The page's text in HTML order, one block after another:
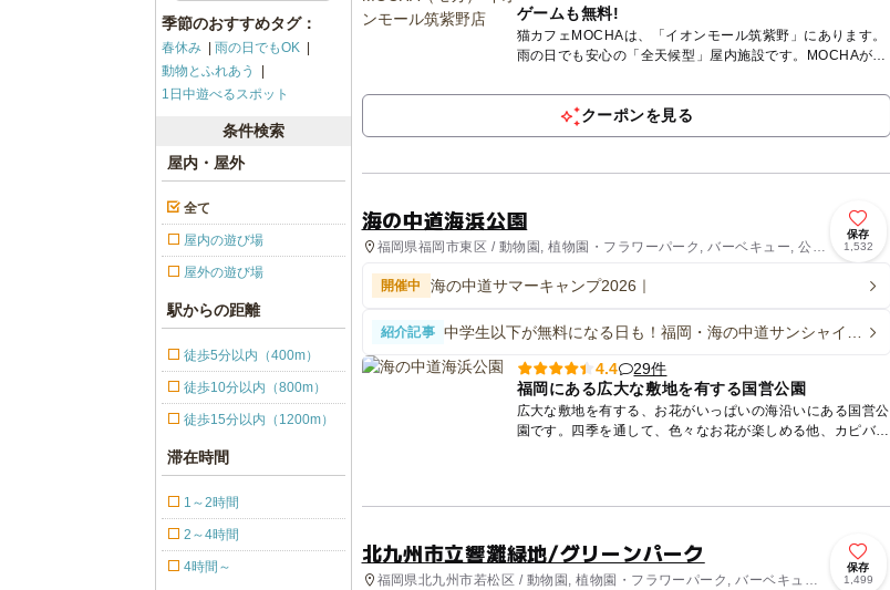
ゲームも無料!
猫カフェMOCHAは、「イオンモール筑紫野」にあります。
雨の日でも安心の「全天候型」屋内施設です。MOCHAが目
ができる...
クーポンを見る
海の中道海浜公園
福岡県福岡市東区 / 動物園, 植物園・フラワーパーク, バーベキュー, 公
保存
1,532
開催中 海の中道サマーキャンプ2026｜
紹介記事
中学生以下が無料になる日も！福岡・海の中道サンシャイン
4.4
29件
福岡にある広大な敷地を有する国営公園
広大な敷地を有する、お花がいっぱいの海沿いにある国営公
園です。四季を通して、色々なお花が楽しめる他、カピバラ
北九州市立響灘緑地/グリーンパーク
福岡県北九州市若松区 / 動物園, 植物園・フラワーパーク, バーベキュー,
保存
1,499
季節のおすすめタグ：
春休み
雨の日でもOK
動物とふれあう
1日中遊べるスポット
条件検索
屋内・屋外
全て
屋内の遊び場
屋外の遊び場
駅からの距離
徒歩5分以内（400m）
徒歩10分以内（800m）
徒歩15分以内（1200m）
滞在時間
1～2時間
2～4時間
4時間～